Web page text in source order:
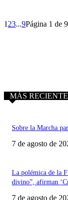
1 23...9Página 1 de 9
MÁS RECIENTE
Sobre la Marcha
7 de agosto de
La polémica de la
divino”, afirman
7 de agosto de